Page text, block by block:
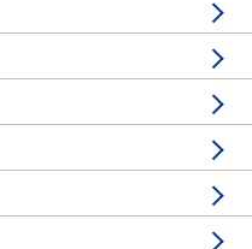
工機